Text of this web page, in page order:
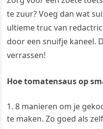
te zuur? Voeg dan wat
ultieme truc van
door een snuifje kaneel.
verrassen!
Hoe tomatensaus op
8 manieren om je
te maken. Zo goed als